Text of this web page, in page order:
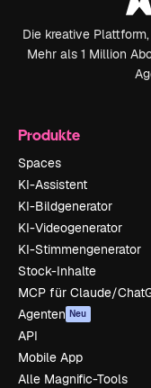
Die kreative
Mehr als 1 Million
Produkte
Spaces
KI-Assistent
KI-Bildgenerator
KI-Videogenerator
KI-Stimmengenerator
Stock-Inhalte
MCP für Claude/
Agenten Neu
API
Mobile App
Alle Magnific-Tools